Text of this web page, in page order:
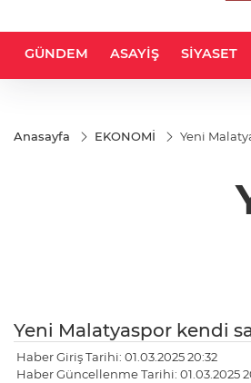
GÜNDEM ASAYİŞ SİYASET
Anasayfa EKONOMİ
Yeni Malatyaspor kendi
Haber Giriş Tarihi: 01.03.2025 20:32
Haber Güncellenme Tarihi: 01.03.2025